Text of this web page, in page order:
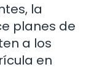
la
planes de
a los
en